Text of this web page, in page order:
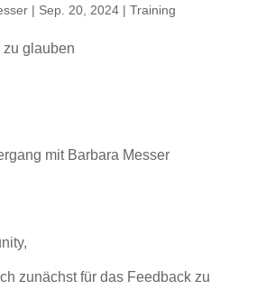
| Sep. 20, 2024| Training
zunächst für das Feedback zu